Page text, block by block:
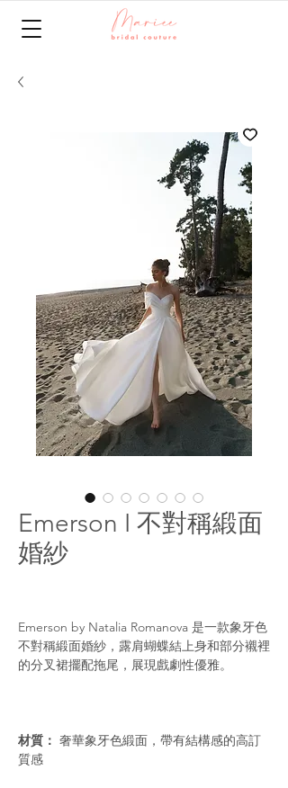
Emerson I 不對稱緞面
婚紗
Emerson by Natalia Romanova 是一款象牙色
不對稱緞面婚紗，露肩蝴蝶結上身和部分襯裡
的分叉裙擺配拖尾，展現戲劇性優雅。
材質： 奢華象牙色緞面，帶有結構感的高訂
質感